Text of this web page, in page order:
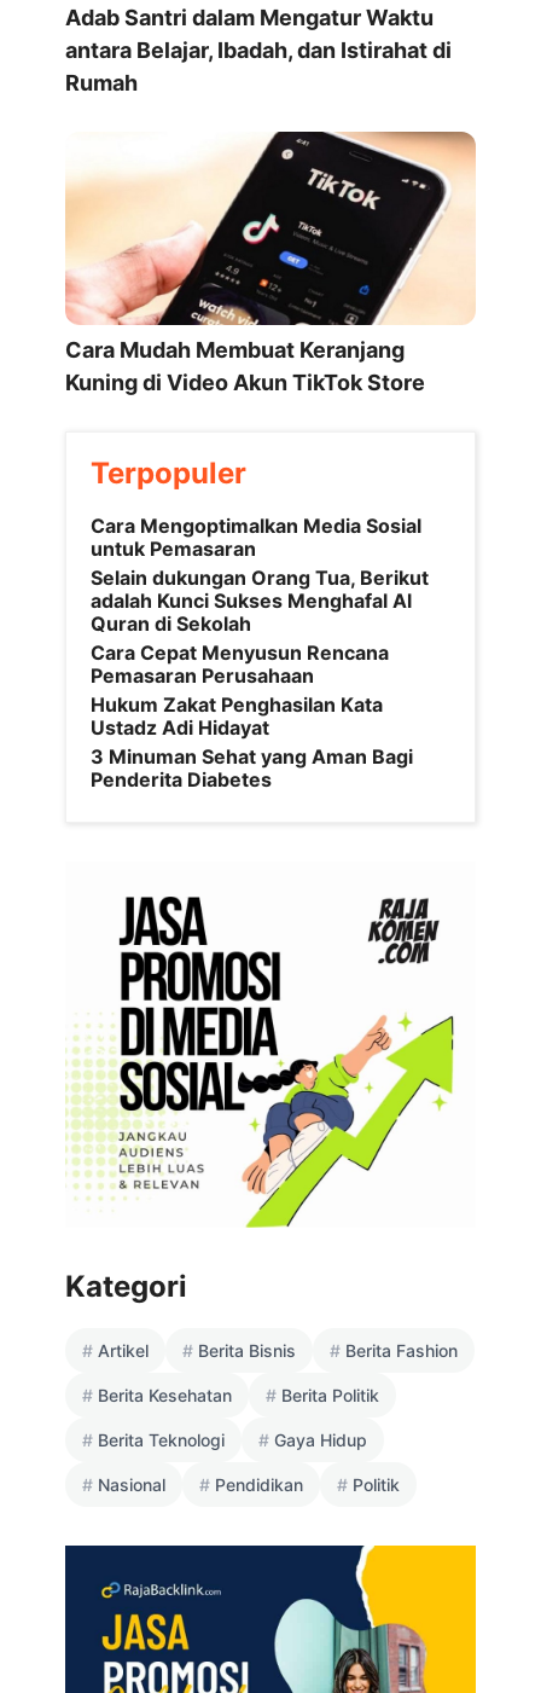
Adab Santri dalam Mengatur Waktu
antara Belajar, Ibadah, dan Istirahat di
Rumah
Cara Mudah Membuat Keranjang
Kuning di Video Akun TikTok Store
Terpopuler
Cara Mengoptimalkan Media Sosial
untuk Pemasaran
Selain dukungan Orang Tua, Berikut
adalah Kunci Sukses Menghafal Al
Quran di Sekolah
Cara Cepat Menyusun Rencana
Pemasaran Perusahaan
Hukum Zakat Penghasilan Kata
Ustadz Adi Hidayat
3 Minuman Sehat yang Aman Bagi
Penderita Diabetes
Kategori
Artikel Berita Bisnis Berita Fashion
Berita Kesehatan Berita Politik
Berita Teknologi Gaya Hidup
Nasional Pendidikan Politik